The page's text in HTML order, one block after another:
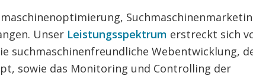
Unser Leistungsspektrum erstreckt sich
suchmaschinenfreundliche Webentwicklung,
sowie das Monitoring und Controlling der